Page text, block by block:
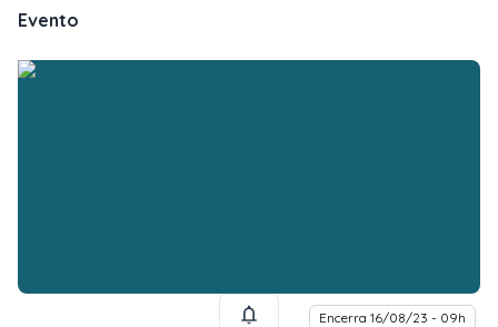
Evento
Encerra 16/08/23 - 09h